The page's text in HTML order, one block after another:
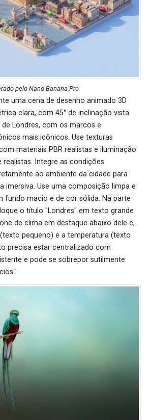
pelo Nano Banana Pro
uma cena de desenho animado 3D
clara, com 45° de inclinação vista
Londres, com os marcos e
mais icônicos. Use texturas
materiais PBR realistas e iluminação
realistas. Integre as condições
ao ambiente da cidade para
imersiva. Use uma composição limpa e
fundo macio e de cor sólida. Na parte
o título "Londres" em texto grande
de clima em destaque abaixo dele e,
pequeno) e a temperatura (texto
precisa estar centralizado com
e pode se sobrepor sutilmente